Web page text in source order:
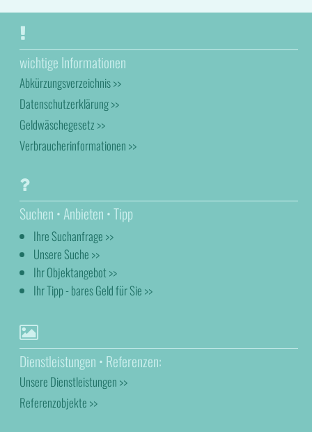
wichtige Informationen
Abkürzungsverzeichnis >>
Datenschutzerklärung >>
Geldwäschegesetz >>
Verbraucherinformationen >>
Suchen • Anbieten • Tipp
Ihre Suchanfrage >>
Unsere Suche >>
Ihr Objektangebot >>
Ihr Tipp - bares Geld für Sie >>
Dienstleistungen • Referenzen:
Unsere Dienstleistungen >>
Referenzobjekte >>